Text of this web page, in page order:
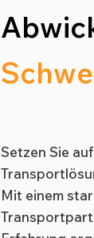
Setzen Sie
Mit einem